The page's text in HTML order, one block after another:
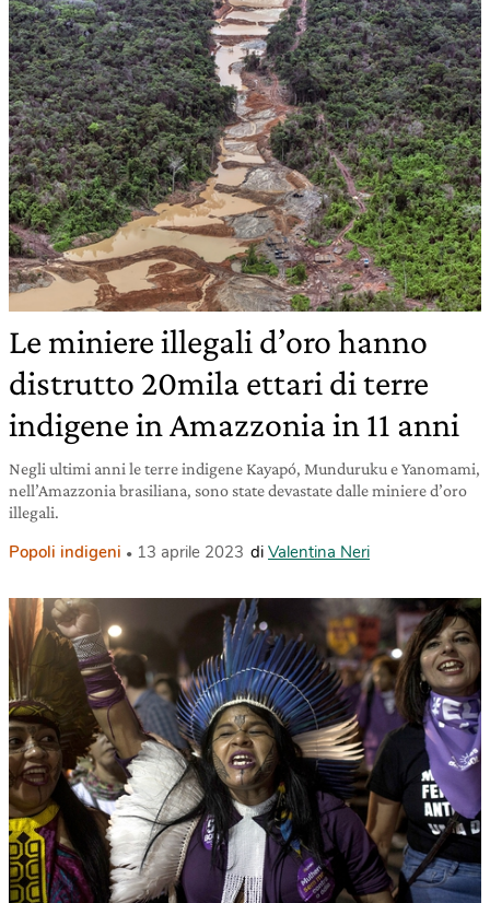
Le miniere illegali d’oro hanno
distrutto 20mila ettari di terre
indigene in Amazzonia in 11 anni
Negli ultimi anni le terre indigene Kayapó, Munduruku e Yanomami,
nell’Amazzonia brasiliana, sono state devastate dalle miniere d’oro
illegali.
Popoli indigeni 13 aprile 2023 di Valentina Neri